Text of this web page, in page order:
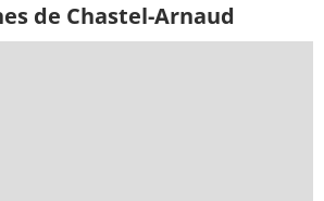
de Chastel-Arnaud